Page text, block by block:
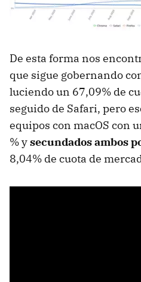
De esta forma nos
que sigue gobernando
luciendo un 67,09% de
seguido de Safari, pero
equipos con macOS con
% ysecundados ambos
8,04% de cuota de